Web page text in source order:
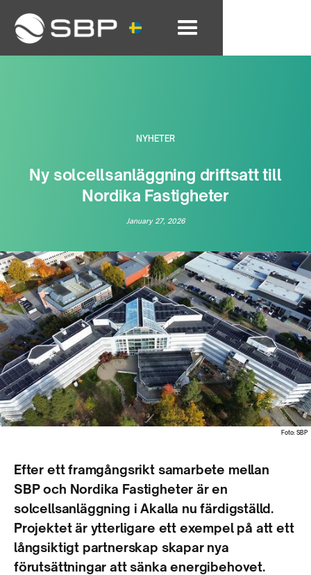
NYHETER
Ny solcellsanläggning driftsatt till
Nordika Fastigheter
January 27, 2026
Foto: SBP
Efter ett framgångsrikt samarbete mellan
SBP och Nordika Fastigheter är en
solcellsanläggning i Akalla nu färdigställd.
Projektet är ytterligare ett exempel på att ett
långsiktigt partnerskap skapar nya
förutsättningar att sänka energibehovet.